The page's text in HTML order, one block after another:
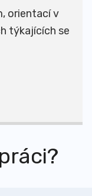
orientací v
týkajících se